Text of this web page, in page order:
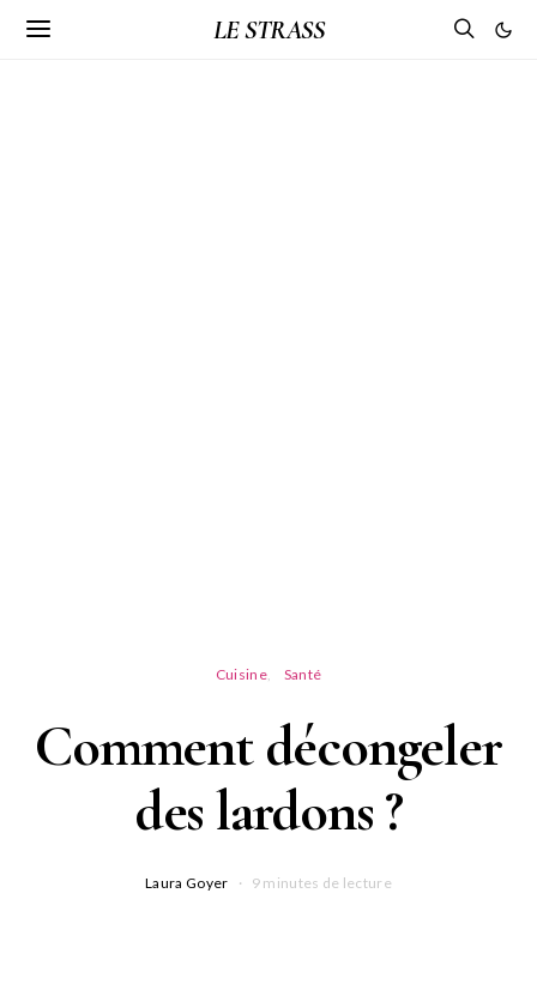
LE STRASS
Cuisine Santé
Comment décongeler
des lardons ?
Laura Goyer 9 minutes de lecture